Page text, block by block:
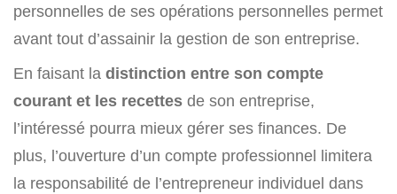
personnelles de ses opérations personnelles permet
avant tout d’assainir la gestion de son entreprise.
En faisant la distinction entre son compte
courant et les recettes de son entreprise,
l’intéressé pourra mieux gérer ses finances. De
plus, l’ouverture d’un compte professionnel limitera
la responsabilité de l’entrepreneur individuel dans